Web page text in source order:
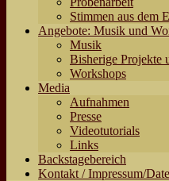
Stimmen aus dem
Angebote: Musik und
Musik
Bisherige Projekte
Workshops
Media
Aufnahmen
Presse
Videotutorials
Links
Backstagebereich
Kontakt / Impressum/